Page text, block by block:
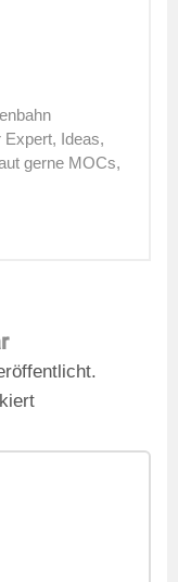
Ideas,
gerne MOCs,